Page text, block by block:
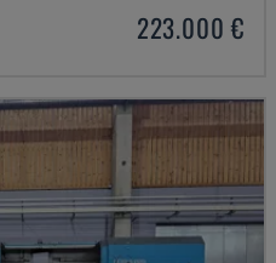
223.000 €